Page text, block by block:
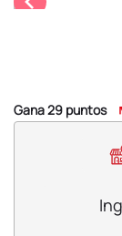
Gana29 puntos
9.
toy story